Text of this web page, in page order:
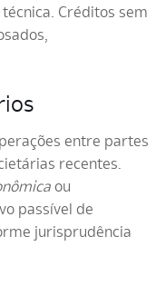
Créditos sem
entre partes
recentes.
ou
passível de
jurisprudência